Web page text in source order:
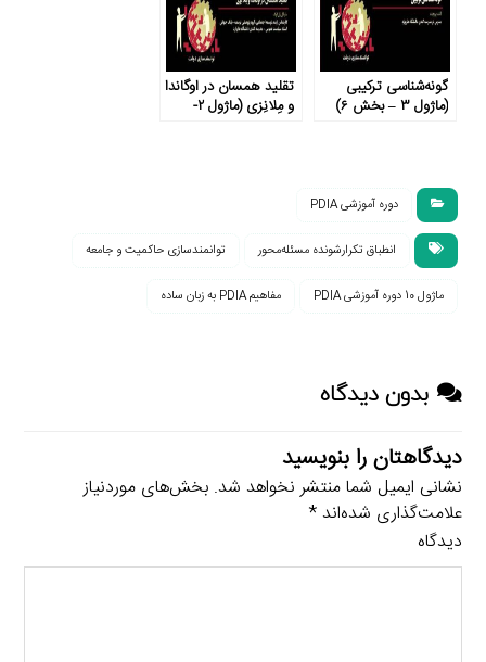
گونه‌شناسی ترکیبی
(ماژول ۳ – بخش ۶)
تقلید همسان در اوگاندا
و مِلانِزی (ماژول ۲-
دوره آموزشی PDIA
انطباق تکرارشونده مسئله‌محور توانمندسازی حاکمیت و جامعه
ماژول 10 دوره آموزشی PDIA مفاهیم PDIA به زبان ساده
بدون دیدگاه
دیدگاهتان را بنویسید
نشانی ایمیل شما منتشر نخواهد شد. بخش‌های موردنیاز
علامت‌گذاری شده‌اند*
دیدگاه